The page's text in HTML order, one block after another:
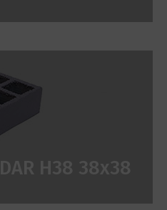
H38 38x38